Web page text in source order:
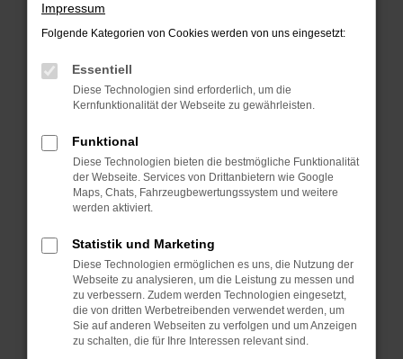
Beim Laden ist ein Fehler aufgetreten.
Hier sind ein paar Tipps, die dir helfen können:
Überprüfe deine Firewall und deine
Internetverbindung.
deine Suchmaschine?
Prüfe deine Browsererweiterungen.
Manche Erweiterungen, wie Werbeblocker,
können das Laden bestimmter Seiten
anderen Browser oder in einem privaten
Fenster?
Starte dein Gerät neu.
Das kann manchmal helfen,
vorübergehende Probleme zu beheben.
Impressum
Folgende Kategorien von Cookies werden von uns eingesetzt:
Essentiell
Diese Technologien sind erforderlich, um die
Kernfunktionalität der Webseite zu gewährleisten.
Funktional
Diese Technologien bieten die bestmögliche Funktionalität
der Webseite. Services von Drittanbietern wie Google
Maps, Chats, Fahrzeugbewertungssystem und weitere
werden aktiviert.
Statistik und Marketing
Diese Technologien ermöglichen es uns, die Nutzung der
Webseite zu analysieren, um die Leistung zu messen und
zu verbessern. Zudem werden Technologien eingesetzt,
die von dritten Werbetreibenden verwendet werden, um
Sie auf anderen Webseiten zu verfolgen und um Anzeigen
zu schalten, die für Ihre Interessen relevant sind.